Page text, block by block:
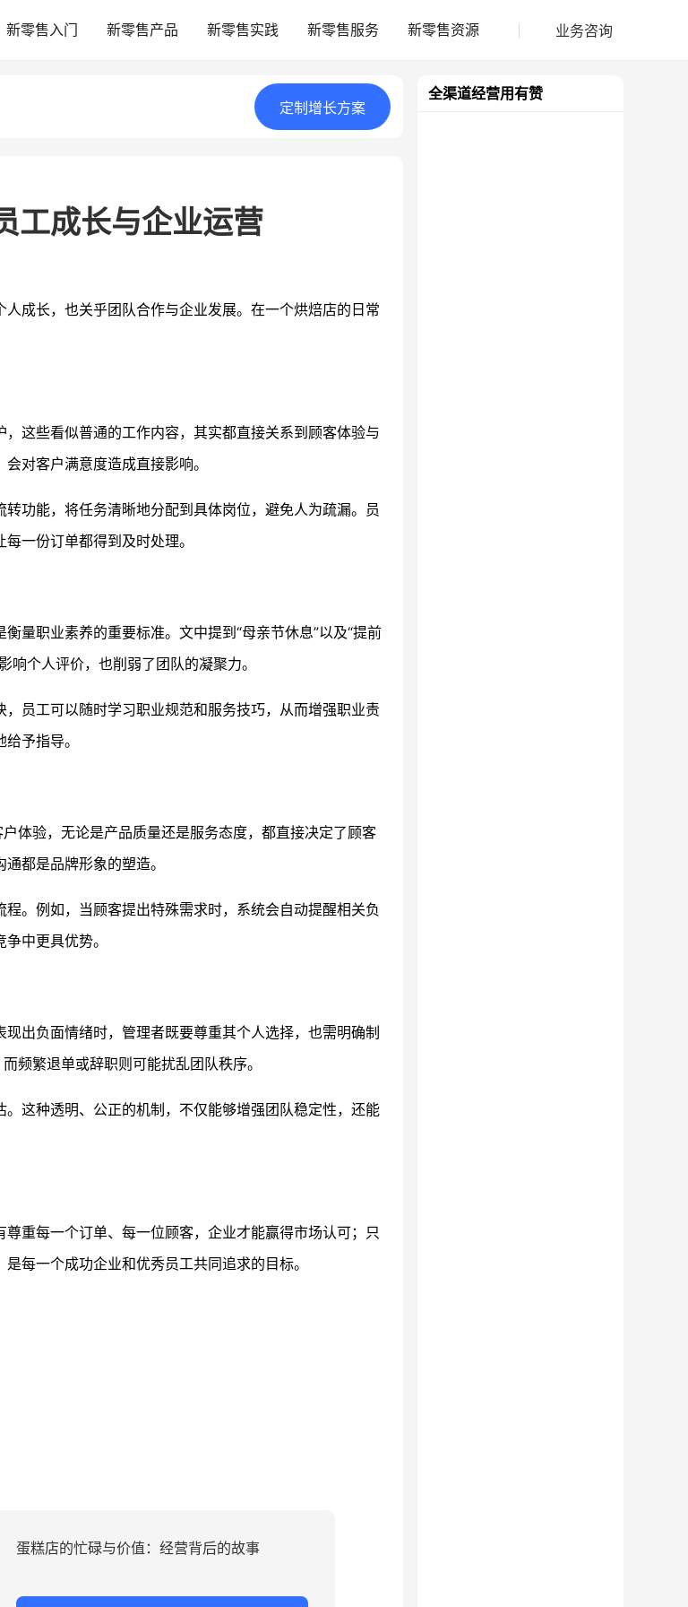
新零售入门 新零售产品 新零售实践 新零售服务 新零售资源 业务咨询
定制 增长方案
工成长与企业运营
成长，也关乎团队合作与企业发展。在一个烘焙店的日常
这些看似普通的工作内容，其实都直接关系到顾客体验与
对客户满意度造成直接影响。
功能，将任务清晰地分配到具体岗位，避免人为疏漏。员
一份订单都得到及时处理。
量职业素养的重要标准。文中提到“母亲节休息”以及“提前
个人评价，也削弱了团队的凝聚力。
员工可以随时学习职业规范和服务技巧，从而增强职业责
予指导。
体验，无论是产品质量还是服务态度，都直接决定了顾客
都是品牌形象的塑造。
。例如，当顾客提出特殊需求时，系统会自动提醒相关负
中更具优势。
出负面情绪时，管理者既要尊重其个人选择，也需明确制
频繁退单或辞职则可能扰乱团队秩序。
这种透明、公正的机制，不仅能够增强团队稳定性，还能
重每一个订单、每一位顾客，企业才能赢得市场认可；只
每一个成功企业和优秀员工共同追求的目标。
蛋糕店的忙碌与价值：经营背后的故事
全渠道经营用有赞